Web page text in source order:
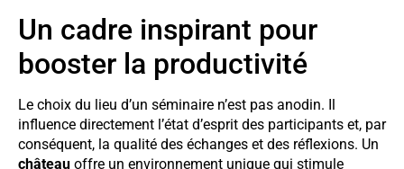
Un cadre inspirant pour
booster la productivité
Le choix du lieu d’un séminaire n’est pas anodin. Il
influence directement l’état d’esprit des participants et, par
conséquent, la qualité des échanges et des réflexions. Un
château offre un environnement unique qui stimule